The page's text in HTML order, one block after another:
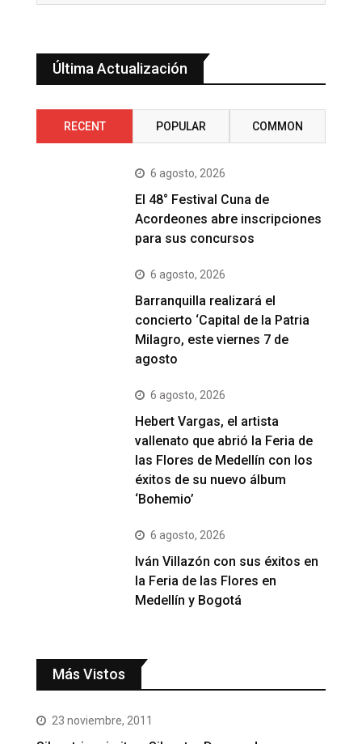
Última Actualización
RECENT POPULAR COMMON
6 agosto, 2026
El 48° Festival Cuna de
Acordeones abre inscripciones
para sus concursos
6 agosto, 2026
Barranquilla realizará el
concierto ‘Capital de la Patria
Milagro, este viernes 7 de
agosto
6 agosto, 2026
Hebert Vargas, el artista
vallenato que abrió la Feria de
las Flores de Medellín con los
éxitos de su nuevo álbum
‘Bohemio’
6 agosto, 2026
Iván Villazón con sus éxitos en
la Feria de las Flores en
Medellín y Bogotá
Más Vistos
23 noviembre, 2011